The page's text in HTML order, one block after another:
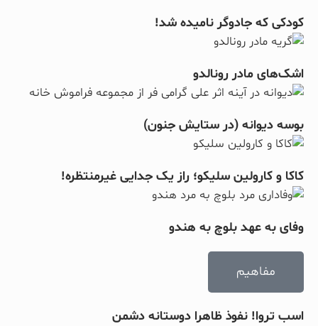
کودکی که جادوگر نامیده شد!
اشک‌های مادر رونالدو
بوسه دیوانه (در ستایش جنون)
کاکا و کارولین سلیکو؛ راز یک جدایی غیرمنتظره!
وفای به عهد بلوچ به هندو
مفاهیم
اسب تروا! نفوذ ظاهرا دوستانه دشمن